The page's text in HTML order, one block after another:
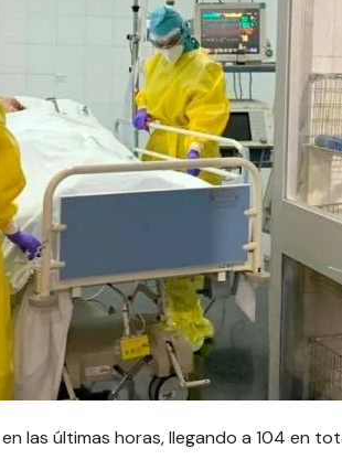
las últimas horas, llegando a 104 en